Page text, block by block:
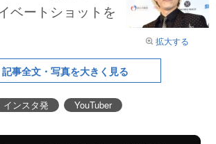
拡大する
ベートショットを
記事全文・写真を大きく見る
インスタ発 YouTuber